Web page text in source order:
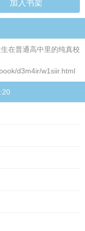
加入书架
在普通高中里的纯真校
d3m4ir/w1siir.html